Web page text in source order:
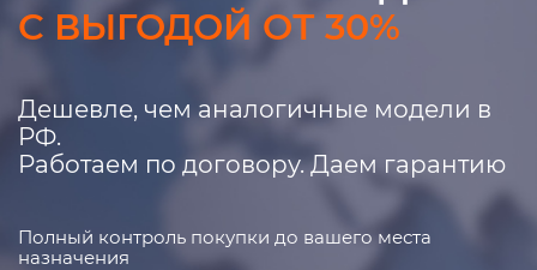
С ВЫГОДОЙ ОТ 30%
Дешевле, чем аналогичные модели в
РФ.
Работаем по договору. Даем гарантию
Полный контроль покупки до вашего места
назначения